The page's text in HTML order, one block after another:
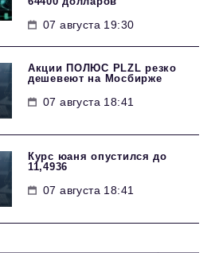
07 августа 19:30
Акции ПОЛЮС PLZL резко
дешевеют на Мосбирже
07 августа 18:41
Курс юаня опустился до
11,4936
07 августа 18:41